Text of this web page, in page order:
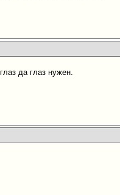
да глаз нужен.